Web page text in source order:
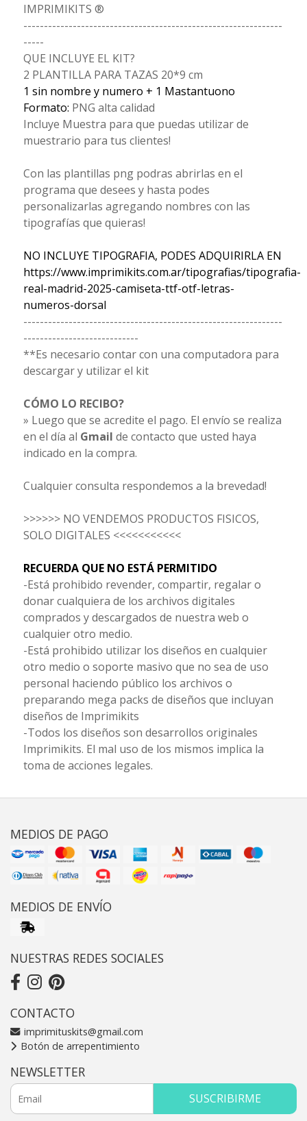
IMPRIMIKITS ®
---------------------------------------------------------------
-----
QUE INCLUYE EL KIT?
2 PLANTILLA PARA TAZAS 20*9 cm
1 sin nombre y numero + 1 Mastantuono
Formato: PNG alta calidad
Incluye Muestra para que puedas utilizar de
muestrario para tus clientes!
Con las plantillas png podras abrirlas en el
programa que desees y hasta podes
personalizarlas agregando nombres con las
tipografías que quieras!
NO INCLUYE TIPOGRAFIA, PODES ADQUIRIRLA EN
https://www.imprimikits.com.ar/tipografias/tipografia-
real-madrid-2025-camiseta-ttf-otf-letras-
numeros-dorsal
---------------------------------------------------------------
----------------------------
**Es necesario contar con una computadora para
descargar y utilizar el kit
CÓMO LO RECIBO?
» Luego que se acredite el pago. El envío se realiza
en el día al Gmail de contacto que usted haya
indicado en la compra.
Cualquier consulta respondemos a la brevedad!
>>>>>> NO VENDEMOS PRODUCTOS FISICOS,
SOLO DIGITALES <<<<<<<<<<<
RECUERDA QUE NO ESTÁ PERMITIDO
-Está prohibido revender, compartir, regalar o
donar cualquiera de los archivos digitales
comprados y descargados de nuestra web o
cualquier otro medio.
-Está prohibido utilizar los diseños en cualquier
otro medio o soporte masivo que no sea de uso
personal haciendo público los archivos o
preparando mega packs de diseños que incluyan
diseños de Imprimikits
-Todos los diseños son desarrollos originales
Imprimikits. El mal uso de los mismos implica la
toma de acciones legales.
MEDIOS DE PAGO
MEDIOS DE ENVÍO
NUESTRAS REDES SOCIALES
CONTACTO
imprimituskits@gmail.com
Botón de arrepentimiento
NEWSLETTER
SUSCRIBIRME